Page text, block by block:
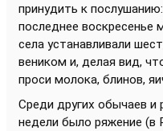
принудить к
последнее воскресенье
села устанавливали
веником и, делая вид,
проси молока, блинов,
Среди других обычаев и
недели было ряжение (в